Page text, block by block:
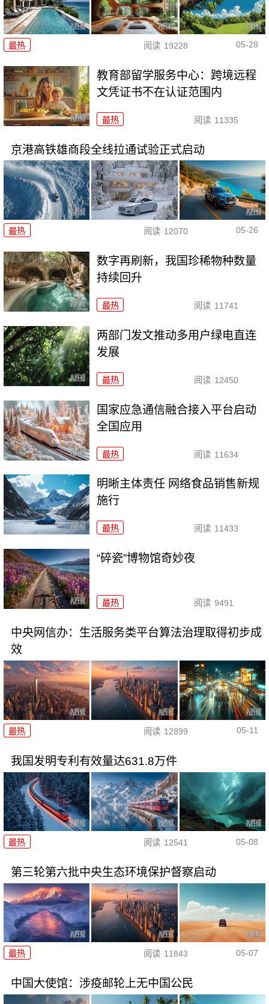
最热 阅读 19228 05-28
教育部留学服务中心：跨境远程
文凭证书不在认证范围内
最热 阅读 11335
京港高铁雄商段全线拉通试验正式启动
最热 阅读 12070 05-26
数字再刷新，我国珍稀物种数量
持续回升
最热 阅读 11741
两部门发文推动多用户绿电直连
发展
最热 阅读 12450
国家应急通信融合接入平台启动
全国应用
最热 阅读 11634
明晰主体责任 网络食品销售新规
施行
最热 阅读 11433
“碎瓷”博物馆奇妙夜
最热 阅读 9491
中央网信办：生活服务类平台算法治理取得初步成
效
最热 阅读 12899 05-11
我国发明专利有效量达631.8万件
最热 阅读 12541 05-08
第三轮第六批中央生态环境保护督察启动
最热 阅读 11843 05-07
中国大使馆：涉疫邮轮上无中国公民